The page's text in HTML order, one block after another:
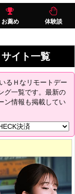
お薦め 体験談
イト一覧
るＨなリモートデー
グ一覧です。最新の
ン情報も掲載してい